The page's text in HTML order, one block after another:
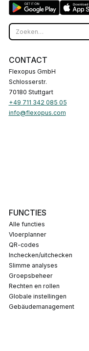
CONTACT
Flexopus GmbH
Schlosserstr.
70180 Stuttgart
+49 711 342 085 05
info@flexopus.com
FUNCTIES
Alle functies
Vloerplanner
QR-codes
Inchecken/uitchecken
Slimme analyses
Groepsbeheer
Rechten en rollen
Globale instellingen
Gebäudemanagement